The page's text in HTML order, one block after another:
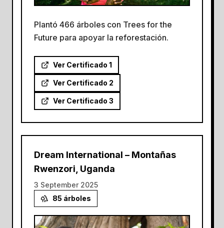
Plantó 466 árboles con Trees for the
Future para apoyar la reforestación.
Ver Certificado 1
Ver Certificado 2
Ver Certificado 3
Dream International – Montañas
Rwenzori, Uganda
3 September 2025
85 árboles